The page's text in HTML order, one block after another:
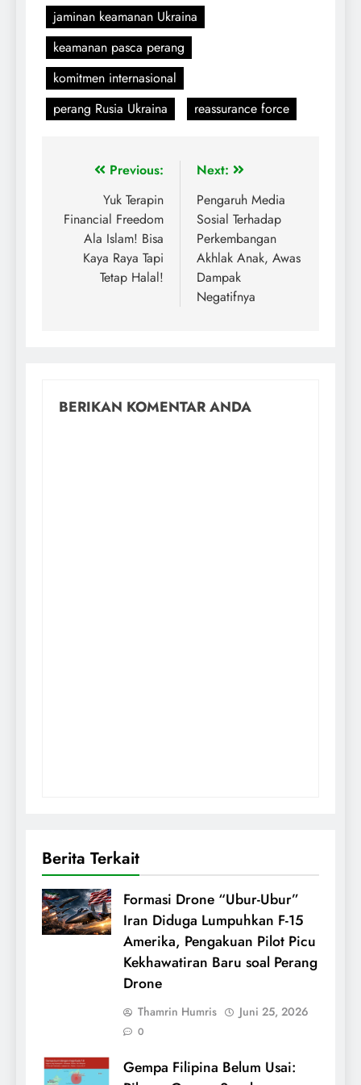
jaminan keamanan Ukraina
keamanan pasca perang
komitmen internasional
perang Rusia Ukraina
reassurance force
Previous:
Yuk Terapin
Financial Freedom
Ala Islam! Bisa
Kaya Raya Tapi
Tetap Halal!
Next:
Pengaruh Media
Sosial Terhadap
Perkembangan
Akhlak Anak, Awas
Dampak
Negatifnya
BERIKAN KOMENTAR ANDA
Berita Terkait
Formasi Drone “Ubur-Ubur”
Iran Diduga Lumpuhkan F-15
Amerika, Pengakuan Pilot Picu
Kekhawatiran Baru soal Perang
Drone
Thamrin Humris Juni 25, 2026
0
Gempa Filipina Belum Usai: